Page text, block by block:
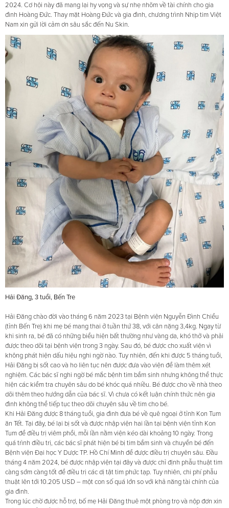
2024. Cơ hội này đã mang lại hy vọng và sự nhẹ nhõm về tài chính cho gia
đình Hoàng Đức. Thay mặt Hoàng Đức và gia đình, chương trình Nhịp tim Việt
Nam xin gửi lời cảm ơn sâu sắc đến Nu Skin.
Hải Đăng, 3 tuổi, Bến Tre
Hải Đăng chào đời vào tháng 6 năm 2023 tại Bệnh viện Nguyễn Đình Chiểu
(tỉnh Bến Tre) khi mẹ bé mang thai ở tuần thứ 38, với cân nặng 3,4kg. Ngay từ
khi sinh ra, bé đã có những biểu hiện bất thường như vàng da, khó thở và phải
được theo dõi tại bệnh viện trong 3 ngày. Sau đó, bé được cho xuất viện vì
không phát hiện dấu hiệu nghi ngờ nào. Tuy nhiên, đến khi được 5 tháng tuổi,
Hải Đăng bị sốt cao và ho liên tục nên được đưa vào viện để làm thêm xét
nghiệm. Các bác sĩ nghi ngờ bé mắc bệnh tim bẩm sinh nhưng không thể thực
hiện các kiểm tra chuyên sâu do bé khóc quá nhiều. Bé được cho về nhà theo
dõi thêm theo hướng dẫn của bác sĩ. Vì chưa có kết luận chính thức nên gia
đình không thể tiếp tục theo dõi chuyên sâu về tim cho bé.
Khi Hải Đăng được 8 tháng tuổi, gia đình đưa bé về quê ngoại ở tỉnh Kon Tum
ăn Tết. Tại đây, bé lại bị sốt và được nhập viện hai lần tại bệnh viện tỉnh Kon
Tum để điều trị viêm phổi, mỗi lần nằm viện kéo dài khoảng 10 ngày. Trong
quá trình điều trị, các bác sĩ phát hiện bé bị tim bẩm sinh và chuyển bé đến
Bệnh viện Đại học Y Dược TP. Hồ Chí Minh để được điều trị chuyên sâu. Đầu
tháng 4 năm 2024, bé được nhập viện tại đây và được chỉ định phẫu thuật tim
càng sớm càng tốt để điều trị các dị tật tim phức tạp. Tuy nhiên, chi phí phẫu
thuật lên tới 10.205 USD – một con số quá lớn so với khả năng tài chính của
gia đình.
Trong lúc chờ được hỗ trợ, bố mẹ Hải Đăng thuê một phòng trọ và nộp đơn xin